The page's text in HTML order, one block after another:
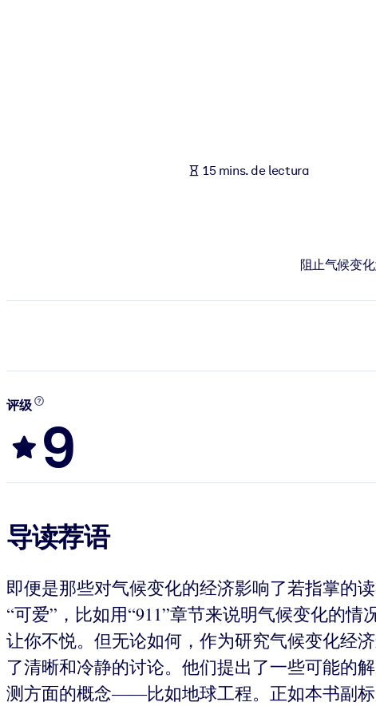
Enriquezca su biblioteca corporativa con conocimientos
Alimente sus sistemas de IA con conocimientos fiables y
15 mins. de lectura
阻止气候变
评级
9
导读荐语
即便是那些对气候变化的经济影响了若指掌的
“可爱”，比如用“911”章节来说明气候变化的
让你不悦。但无论如何，作为研究气候变化经
了清晰和冷静的讨论。他们提出了一些可能的
测方面的概念——比如地球工程。正如本书副